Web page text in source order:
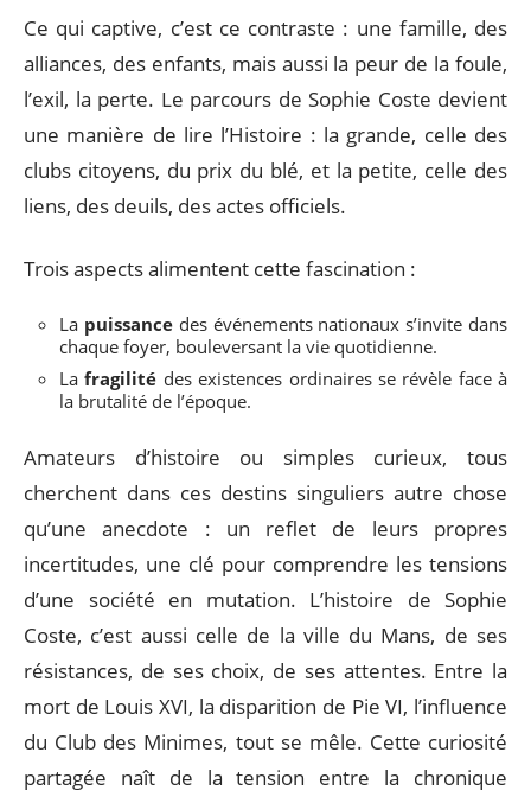
Ce qui captive, c’est ce contraste : une famille, des
alliances, des enfants, mais aussi la peur de la foule,
l’exil, la perte. Le parcours de Sophie Coste devient
une manière de lire l’Histoire : la grande, celle des
clubs citoyens, du prix du blé, et la petite, celle des
liens, des deuils, des actes officiels.
Trois aspects alimentent cette fascination :
La puissancedes événements nationaux s’invite dans
chaque foyer, bouleversant la vie quotidienne.
Lafragilité des existences ordinaires se révèle face à
la brutalité de l’époque.
Amateurs d’histoire ou simples curieux, tous
cherchent dans ces destins singuliers autre chose
qu’une anecdote : un reflet de leurs propres
incertitudes, une clé pour comprendre les tensions
d’une société en mutation. L’histoire de Sophie
Coste, c’est aussi celle de la ville du Mans, de ses
résistances, de ses choix, de ses attentes. Entre la
mort de Louis XVI, la disparition de Pie VI, l’influence
du Club des Minimes, tout se mêle. Cette curiosité
partagée naît de la tension entre la chronique